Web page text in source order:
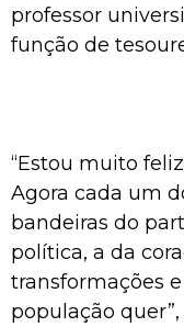
professor
função de
“Estou muito
Agora cada um
bandeiras do
política, a da
transformações
população